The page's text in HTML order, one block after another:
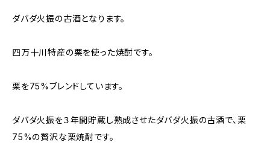
ダバダ火振の古酒となります。
四万十川特産の栗を使った焼酎です。
栗を75%ブレンドしています。
ダバダ火振を３年間貯蔵し熟成させたダバダ火振の古酒で、栗
75%の贅沢な栗焼酎です。